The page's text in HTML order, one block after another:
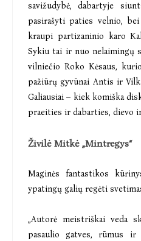
savižudybė, dabartyje
pasirašyti paties velnio,
kraupi partizaninio karo
Sykiu tai ir nuo nelaimingų
vilniečio Roko Kėsaus,
pažiūrų gyvūnai Antis ir
Galiausiai – kiek komiška
praeities ir dabarties, dievo
Živilė Mitkė „Mintregys“
Maginės fantastikos
ypatingų galių regėti
„Autorė meistriškai veda
pasaulio gatves, rūmus ir